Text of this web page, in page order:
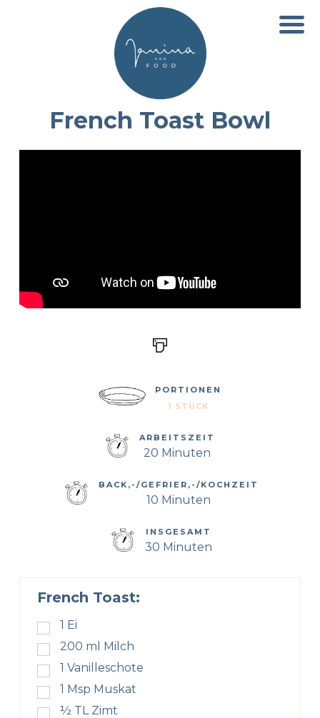
French Toast Bowl
PORTIONEN
1 STÜCK
ARBEITSZEIT
20 Minuten
BACK,-/GEFRIER,-/KOCHZEIT
10 Minuten
INSGESAMT
30 Minuten
French Toast:
1 Ei
200 ml Milch
1 Vanilleschote
1 Msp Muskat
½ TL Zimt